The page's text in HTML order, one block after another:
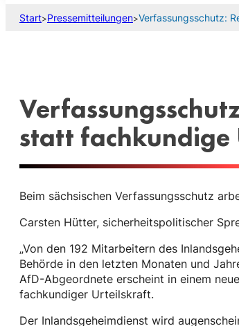
Start>Pressemitteilungen>Verfassungsschutz:
statt fachkundige
Beim sächsischen Verfassungsschutz
Carsten Hütter, sicherheitspolitischer
„Von den 192 Mitarbeitern des
Behörde in den letzten Monaten und
AfD-Abgeordnete erscheint in einem
fachkundiger Urteilskraft.
Der Inlandsgeheimdienst wird